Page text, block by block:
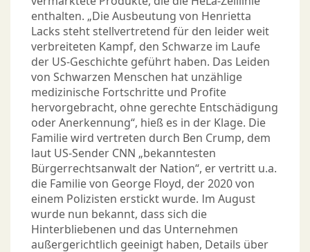
enthalten. „Die Ausbeutung von Henrietta
Lacks steht stellvertretend für den leider weit
verbreiteten Kampf, den Schwarze im Laufe
der US-Geschichte geführt haben. Das Leiden
von Schwarzen Menschen hat unzählige
medizinische Fortschritte und Profite
hervorgebracht, ohne gerechte Entschädigung
oder Anerkennung“, hieß es in der Klage. Die
Familie wird vertreten durch Ben Crump, dem
laut US-Sender CNN „bekanntesten
Bürgerrechtsanwalt der Nation“, er vertritt u.a.
die Familie von George Floyd, der 2020 von
einem Polizisten erstickt wurde. Im August
wurde nun bekannt, dass sich die
Hinterbliebenen und das Unternehmen
außergerichtlich geeinigt haben, Details über